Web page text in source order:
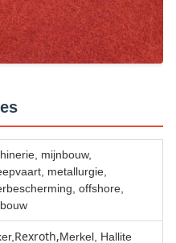
mijnbouw,
metallurgie,
offshore,
Rexroth,Merkel, Hallite